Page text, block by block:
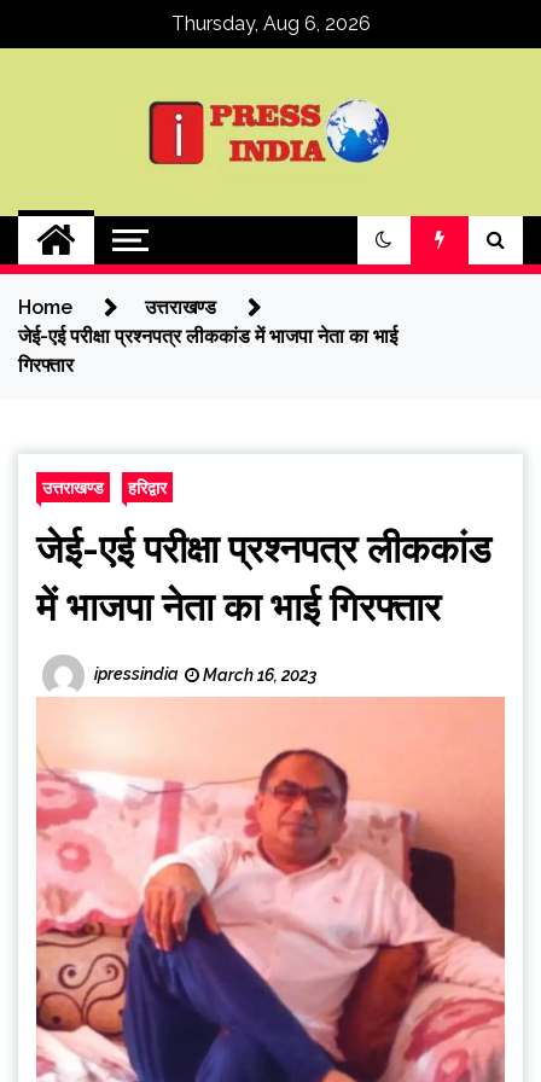
Thursday, Aug 6, 2026
ipressindia
Home
उत्तराखण्ड
जेई-एई परीक्षा प्रश्नपत्र लीककांड में भाजपा नेता का भाई
गिरफ्तार
उत्तराखण्ड हरिद्वार
जेई-एई परीक्षा प्रश्नपत्र लीककांड
में भाजपा नेता का भाई गिरफ्तार
ipressindia March 16, 2023